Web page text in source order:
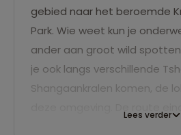
gebied naar het beroemde
Park. Wie weet kun je
ander aan groot wild
je ook langs verschillende
Shangaankralen komen, de
Lees verder